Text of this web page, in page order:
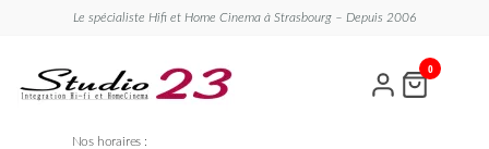
Le spécialiste Hifi et Home Cinema à Strasbourg – Depuis 2006
Nos horaires :
0